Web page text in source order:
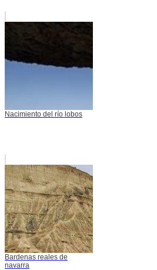
Nacimiento del río lobos
Bardenas reales de
navarra